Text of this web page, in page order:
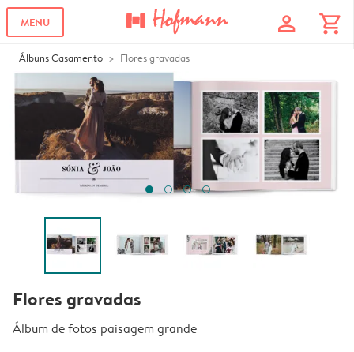
MENU profile shopping_cart
Álbuns Casamento Flores gravadas
Flores gravadas
Álbum de fotos paisagem grande